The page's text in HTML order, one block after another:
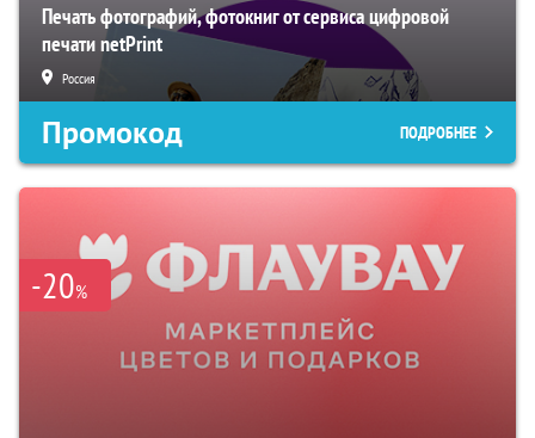
Печать фотографий, фотокниг от сервиса цифровой
печати netPrint
Россия
Промокод ПОДРОБНЕЕ
-20%